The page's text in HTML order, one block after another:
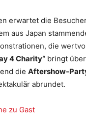
erwartet die
aus Japan
die
4 Charity“ bringt
die Aftershow-
abrundet.
zu Gast